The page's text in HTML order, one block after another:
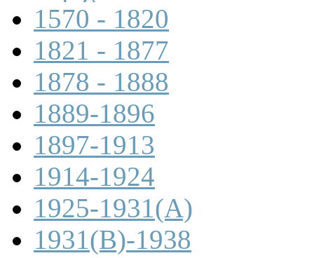
1570 - 1820
1821 - 1877
1878 - 1888
1889-1896
1897-1913
1914-1924
1925-1931(A)
1931(B)-1938